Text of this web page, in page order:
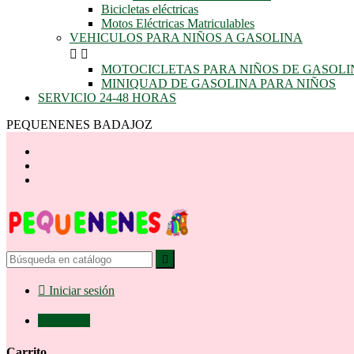
Bicicletas eléctricas
Motos Eléctricas Matriculables
VEHICULOS PARA NIÑOS A GASOLINA
 
MOTOCICLETAS PARA NIÑOS DE
MINIQUAD DE GASOLINA PARA NIÑOS
SERVICIO 24-48 HORAS
PEQUENENES BADAJOZ

 Iniciar sesión